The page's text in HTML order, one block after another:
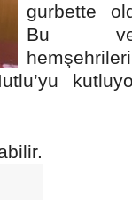
gurbette
Bu